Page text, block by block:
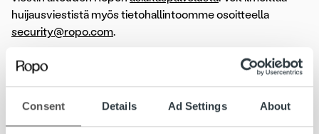
Consent Details Ad Settings About
huijausviestistä myös tietohallintoomme osoitteella
security@ropo.com.
Vinkkejä turvalliseen asiointiin kanssamme: